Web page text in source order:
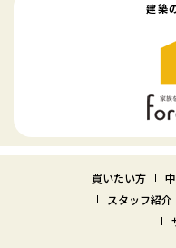
建築
買いたい方
スタッフ紹介